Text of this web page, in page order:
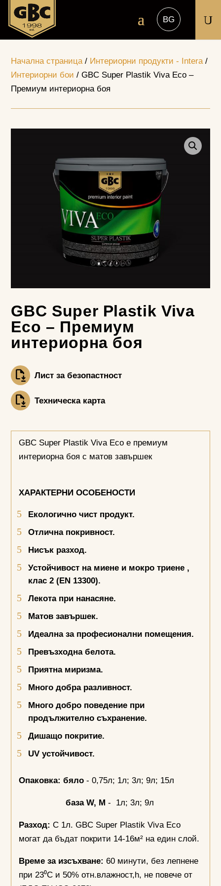
U
Начална страница/ Интериорни продукти - Intera/
Интериорни бои / GBC Super Plastik Viva Eco –
Премиум интериорна боя
GBC Super Plastik Viva
Eco – Премиум
интериорна боя
Лист за безопастност
Техническа карта
GBC Super Plastik Viva Eco е премиум
интериорна боя с матов завършек
ХАРАКТЕРНИ ОСОБЕНОСТИ
Екологично чист продукт.
Отлична покривност.
Нисък разход.
Устойчивост на миене и мокро триене ,
клас 2 (EN 13300).
Лекота при нанасяне.
Матов завършек.
Идеална за професионални помещения.
Превъзходна белота.
Приятна миризма.
Много добра разливност.
Много добро поведение при
продължително съхранение.
Дишащо покритие.
UVустойчивост.
Опаковка: бяло - 0,75л; 1л; 3л; 9л; 15л
база W, M - 1л; 3л; 9л
Разход: С 1л. GBC Super Plastik Viva Eco
могат да бъдат покрити 14-16м² на един слой.
Време за изсъхване: 60 минути, без лепнене
при 23⁰С и 50% отн.влажност,h, не повече от